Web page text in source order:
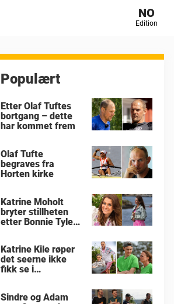
NO
Edition
Populært
Etter Olaf Tuftes
bortgang – dette
har kommet frem
Olaf Tufte
begraves fra
Horten kirke
Katrine Moholt
bryter stillheten
etter Bonnie Tylers
Katrine Kile røper
det seerne ikke
fikk se i
Sindre og Adam